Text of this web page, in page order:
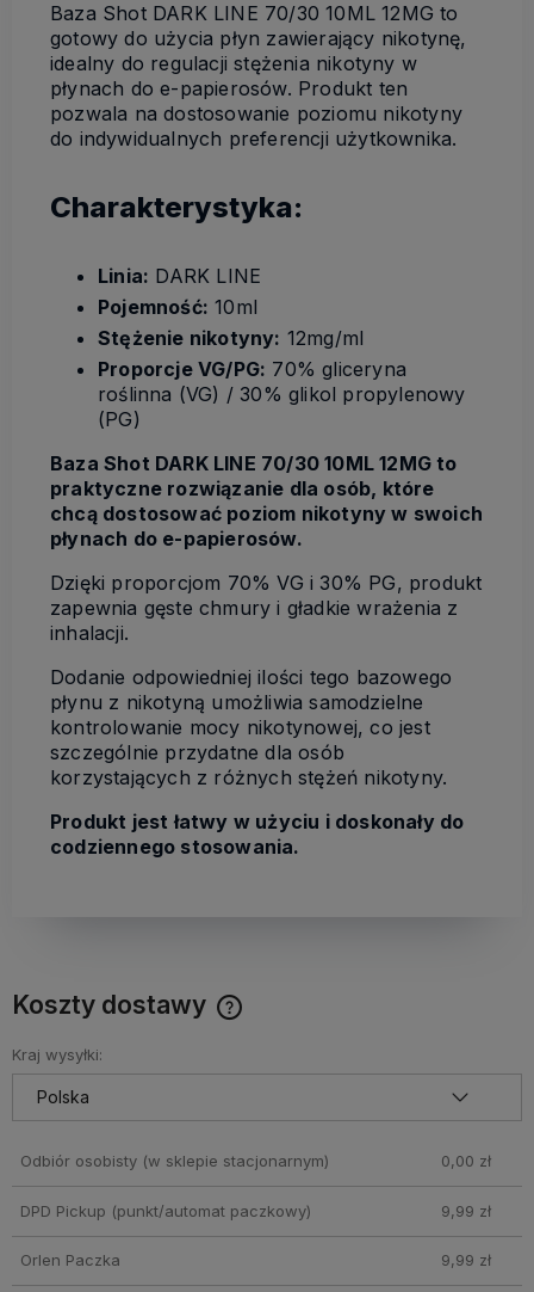
Baza Shot DARK LINE 70/30 10ML 12MG to
gotowy do użycia płyn zawierający nikotynę,
idealny do regulacji stężenia nikotyny w
płynach do e-papierosów. Produkt ten
pozwala na dostosowanie poziomu nikotyny
do indywidualnych preferencji użytkownika.
Charakterystyka:
Linia: DARK LINE
Pojemność: 10ml
Stężenie nikotyny: 12mg/ml
Proporcje VG/PG: 70% gliceryna
roślinna (VG) / 30% glikol propylenowy
(PG)
Baza Shot DARK LINE 70/30 10ML 12MG to
praktyczne rozwiązanie dla osób, które
chcą dostosować poziom nikotyny w swoich
płynach do e-papierosów.
Dzięki proporcjom 70% VG i 30% PG, produkt
zapewnia gęste chmury i gładkie wrażenia z
inhalacji.
Dodanie odpowiedniej ilości tego bazowego
płynu z nikotyną umożliwia samodzielne
kontrolowanie mocy nikotynowej, co jest
szczególnie przydatne dla osób
korzystających z różnych stężeń nikotyny.
Produkt jest łatwy w użyciu i doskonały do
codziennego stosowania.
Koszty dostawy
Kraj wysyłki:
Odbiór osobisty(w sklepie stacjonarnym) 0,00 zł
DPD Pickup (punkt/automat paczkowy) 9,99 zł
Orlen Paczka 9,99 zł